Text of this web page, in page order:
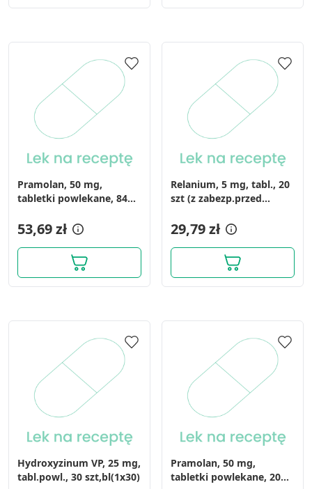
Pramolan, 50 mg,
tabletki powlekane, 84
53,69 zł
Relanium, 5 mg, tabl., 20
szt (z zabezp.przed
29,79 zł
Hydroxyzinum VP, 25 mg,
tabl.powl., 30 szt,bl(1x30)
Pramolan, 50 mg,
tabletki powlekane, 20